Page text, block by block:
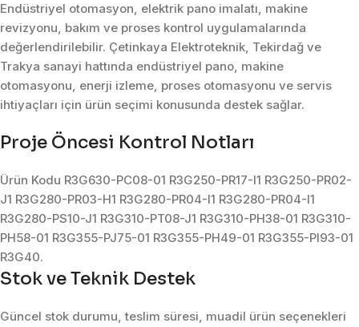
Endüstriyel otomasyon, elektrik pano imalatı, makine
revizyonu, bakım ve proses kontrol uygulamalarında
değerlendirilebilir. Çetinkaya Elektroteknik, Tekirdağ ve
Trakya sanayi hattında endüstriyel pano, makine
otomasyonu, enerji izleme, proses otomasyonu ve servis
ihtiyaçları için ürün seçimi konusunda destek sağlar.
Proje Öncesi Kontrol Notları
Ürün Kodu R3G630-PC08-01 R3G250-PR17-I1 R3G250-PR02-
J1 R3G280-PR03-H1 R3G280-PR04-I1 R3G280-PR04-I1
R3G280-PS10-J1 R3G310-PT08-J1 R3G310-PH38-01 R3G310-
PH58-01 R3G355-PJ75-01 R3G355-PH49-01 R3G355-PI93-01
R3G40.
Stok ve Teknik Destek
Güncel stok durumu, teslim süresi, muadil ürün seçenekleri